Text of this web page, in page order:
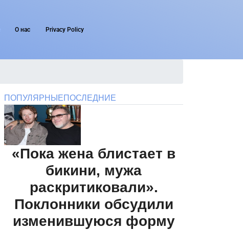
О нас Privacy Policy
ПОПУЛЯРНЫЕПОСЛЕДНИЕ
«Пока жена блистает в
бикини, мужа
раскритиковали».
Поклонники обсудили
изменившуюся форму